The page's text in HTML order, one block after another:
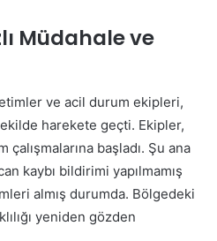
Müdahale ve
ve acil durum ekipleri,
harekete geçti. Ekipler,
çalışmalarına başladı. Şu ana
kaybı bildirimi yapılmamış
almış durumda. Bölgedeki
yeniden gözden